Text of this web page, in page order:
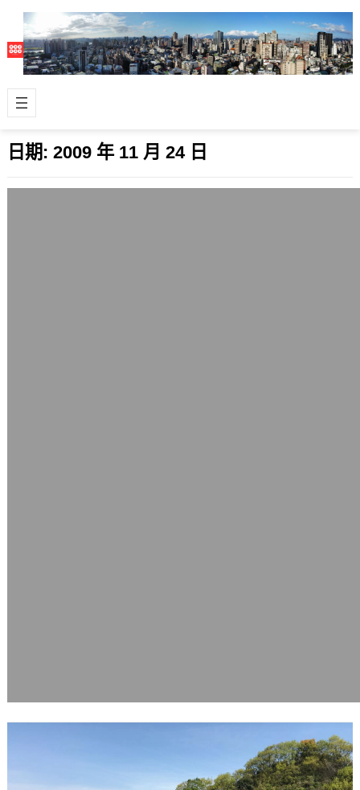
日期: 2009 年 11 月 24 日